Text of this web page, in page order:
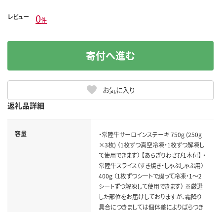
レビュー 0件
お気に入り
寄付へ進む
返礼品詳細
容量
・常陸牛サーロインステーキ 750g (250g
×3枚) （1枚ずつ真空冷凍・1枚ずつ解凍し
て使用できます） 【あらぎりわさび1本付】 ・
常陸牛スライス（すき焼き・しゃぶしゃぶ用）
400g （1枚ずつシートで綴って冷凍・1～2
シートずつ解凍して使用できます） ※厳選
した部位をお届けしておりますが、霜降り
具合につきましては個体差によりばらつき